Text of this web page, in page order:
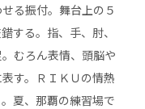
る振付。舞台上の５
する。指、手、肘、
むろん表情、頭脳や
す。ＲＩＫＵの情熱
夏、那覇の練習場で